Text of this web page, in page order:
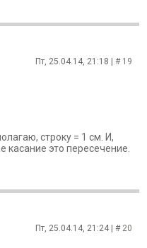
Пт, 25.04.14, 21:18 | # 19
строку = 1 см. И,
касание это пересечение.
Пт, 25.04.14, 21:24 | # 20